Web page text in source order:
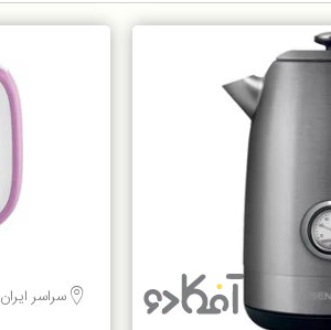
سراسر ایران